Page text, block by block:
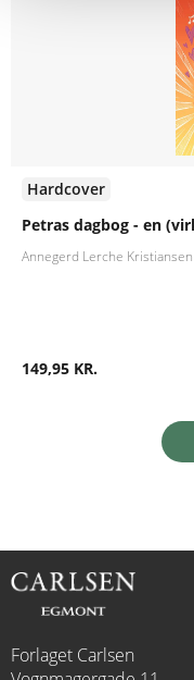
Hardcover
Petras dagbog - en
Annegerd Lerche Kristiansen
149,95 KR.
Forlaget Carlsen